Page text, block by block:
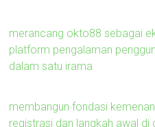
merancang okto88 sebagai
platform pengalaman
dalam satu irama
membangun fondasi
registrasi dan langkah awal di